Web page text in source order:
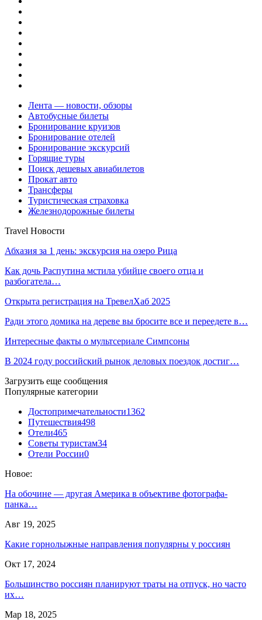
Лента — новости, обзоры
Автобусные билеты
Бронирование круизов
Бронирование отелей
Бронирование экскурсий
Горящие туры
Поиск дешевых авиабилетов
Прокат авто
Трансферы
Туристическая страховка
Железнодорожные билеты
Travel Новости
Абхазия за 1 день: экскурсия на озеро Рица
Как дочь Распутина мстила убийце своего отца и
разбогатела…
Открыта регистрация на ТревелХаб 2025
Ради этого домика на дереве вы бросите все и переедете в…
Интересные факты о мультсериале Симпсоны
В 2024 году российский рынок деловых поездок достиг…
Загрузить еще сообщения
Популярные категории
Достопримечательности1362
Путешествия498
Отели465
Советы туристам34
Отели России0
Новое:
На обочине — другая Америка в объективе фотографа-
панка…
Авг 19, 2025
Какие горнолыжные направления популярны у россиян
Окт 17, 2024
Большинство россиян планируют траты на отпуск, но часто
их…
Мар 18, 2025